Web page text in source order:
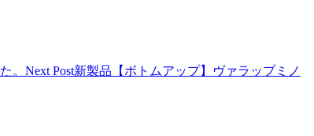
。 Next Post新製品【ボトムアップ】ヴァラップミノ